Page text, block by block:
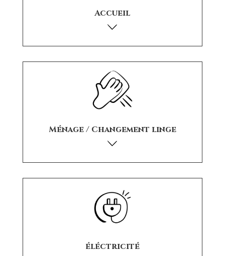
Accueil
Ménage / Changement linge
éléctricité